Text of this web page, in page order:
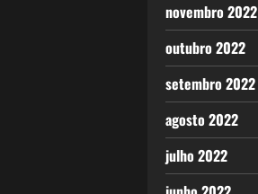
novembro 2022
outubro 2022
setembro 2022
agosto 2022
julho 2022